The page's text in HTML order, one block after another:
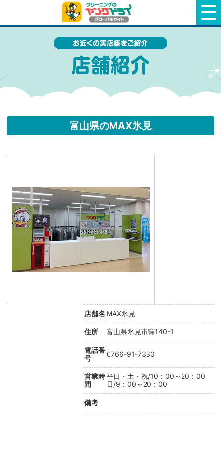
クリーニングのヤングドライ
富山県のMAX氷見
店舗名 MAX氷見
住所 富山県氷見市窪140-1
電話番
号
0766-91-7330
営業時
間
平日・土・祝/10：00～20：00
日/9：00～20：00
備考